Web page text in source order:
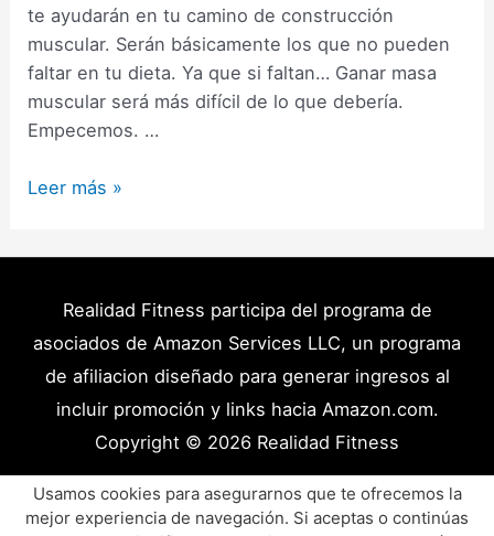
te ayudarán en tu camino de construcción
muscular. Serán básicamente los que no pueden
faltar en tu dieta. Ya que si faltan… Ganar masa
muscular será más difícil de lo que debería.
Empecemos. …
Alimentos
Muscular
Pueden
Faltar
Tu
Dieta
Leer más »
Realidad Fitness participa del programa de
asociados de Amazon Services LLC, un programa
de afiliacion diseñado para generar ingresos al
incluir promoción y links hacia Amazon.com.
Copyright © 2026 Realidad Fitness
Políticas de Privacidad – Términos y Condiciones
Disclaimer Médico
Contacto Artículos
Usamos cookies para asegurarnos que te ofrecemos la
mejor experiencia de navegación. Si aceptas o continúas